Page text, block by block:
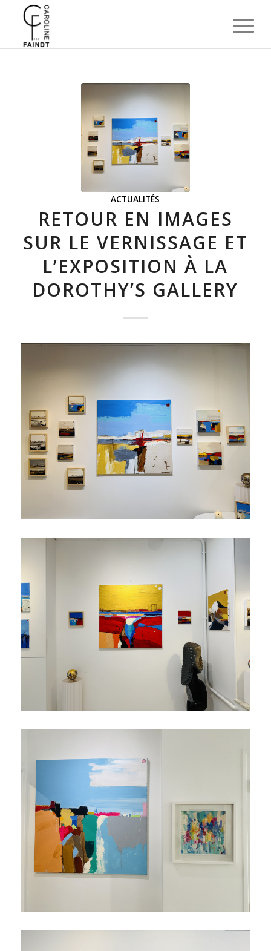
ACTUALITÉS
RETOUR EN IMAGES
SUR LE VERNISSAGE ET
L’EXPOSITION À LA
DOROTHY’S GALLERY